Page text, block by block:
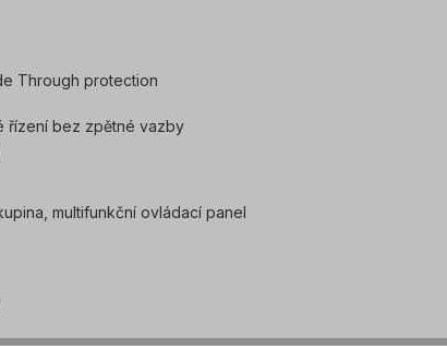
Through protection
řízení bez zpětné vazby
multifunkční ovládací panel